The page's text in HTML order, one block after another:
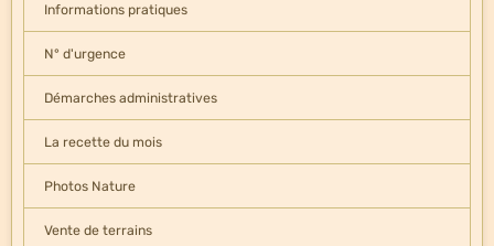
Informations pratiques
N° d'urgence
Démarches administratives
La recette du mois
Photos Nature
Vente de terrains